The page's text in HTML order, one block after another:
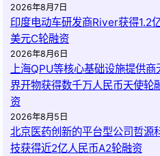
2026年8月7日
印度电动车研发商River获得1.2
美元C轮融资
2026年8月6日
上海QPU等核心基础设施提供商
界开物获得数千万人民币天使轮
资
2026年8月5日
北京医药创新的平台型公司哲源
技获得近2亿人民币A2轮融资